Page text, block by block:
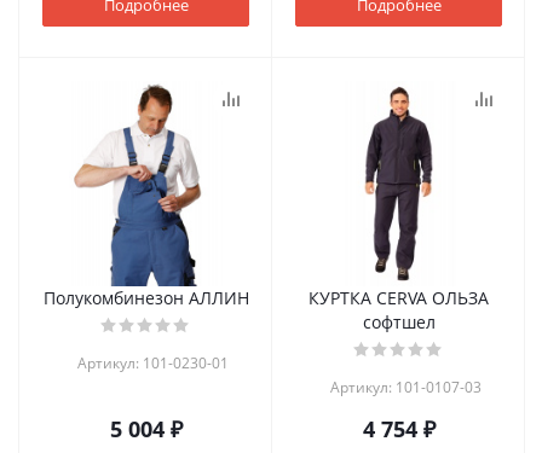
Полукомбинезон АЛЛИН
Артикул: 101-0230-01
5 004 ₽
КУРТКА CERVA ОЛЬЗА
софтшел
Артикул: 101-0107-03
4 754 ₽